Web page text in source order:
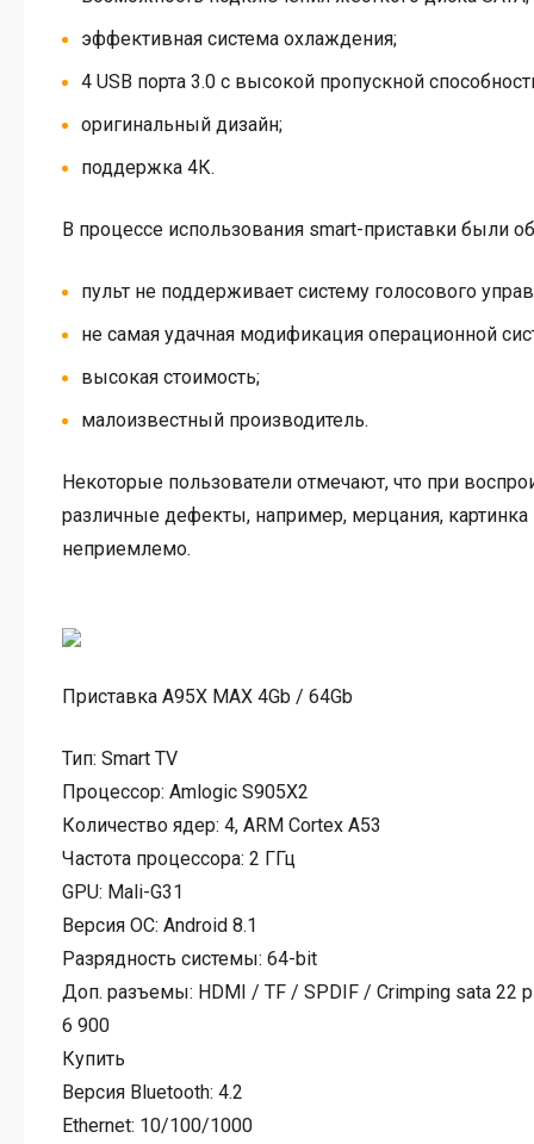
эффективная система охлаждения;
4 USB порта 3.0 с высокой пропускной
оригинальный дизайн;
поддержка 4К.
В процессе использования smart-приставки были
пульт не поддерживает систему голосового
не самая удачная модификация операционной
высокая стоимость;
малоизвестный производитель.
Некоторые пользователи отмечают, что при
различные дефекты, например, мерцания,
неприемлемо.
Приставка A95X MAX 4Gb / 64Gb
Тип: Smart TV
Процессор: Amlogic S905X2
Количество ядер: 4, ARM Cortex A53
Частота процессора: 2 ГГц
GPU: Mali-G31
Версия ОС: Android 8.1
Разрядность системы: 64-bit
Доп. разъемы: HDMI / TF / SPDIF / Crimping sata 22 p
6 900
Купить
Версия Bluetooth: 4.2
Ethernet: 10/100/1000